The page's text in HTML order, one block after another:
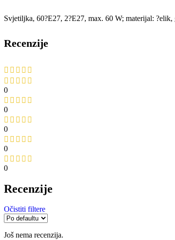
Svjetiljka, 60?E27, 2?E27, max. 60 W; materijal:
Recenzije
0
0
0
0
0
Recenzije
Očistiti filtere
Još nema recenzija.